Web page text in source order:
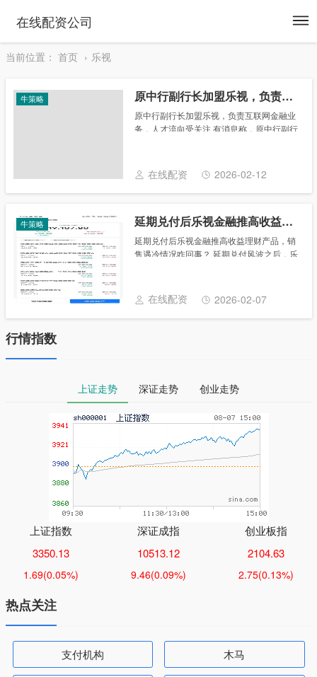
在线配资公司
当前位置： 首页 乐视
牛策略 原中行副行长加盟乐视，负责互联网金融业务，人才流向受关注
原中行副行长加盟乐视，负责互联网金融业
务，人才流向受关注 有消息称，原中行副行
责乐视的互联网金融业务和全球投融资业
务，此......
在线配资 2026-02-12
牛策略 延期兑付后乐视金融推高收益理财产品，销售遇冷情况咋回事？
延期兑付后乐视金融推高收益理财产品，销
售遇冷情况咋回事？ 延期兑付风波之后，乐
品预期年化收益率高达8.2%乐视财富 互联
网金融......
在线配资 2026-02-07
行情指数
上证走势 深证走势 创业走势
上证指数
3350.13
1.69(0.05%)
深证成指
10513.12
9.46(0.09%)
创业板指
2104.63
2.75(0.13%)
热点关注
支付机构 木马